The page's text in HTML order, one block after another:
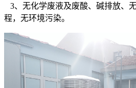
3、无化学废液及废酸、碱排放、
程，无环境污染。